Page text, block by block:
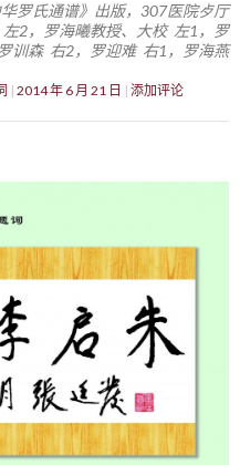
罗氏通谱》出版，307医院歺厅
2，罗海曦教授、大校 左1，罗
训森 右2，罗迎难 右1，罗海燕
2014 年 6 月 21 日 添加评论